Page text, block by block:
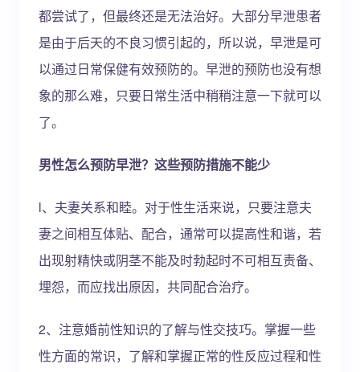
都尝试了，但最终还是无法治好。大部分早泄患者
是由于后天的不良习惯引起的，所以说，早泄是可
以通过日常保健有效预防的。早泄的预防也没有想
象的那么难，只要日常生活中稍稍注意一下就可以
了。
男性怎么预防早泄？这些预防措施不能少
l、夫妻关系和睦。对于性生活来说，只要注意夫
妻之间相互体贴、配合，通常可以提高性和谐，若
出现射精快或阴茎不能及时勃起时不可相互责备、
埋怨，而应找出原因，共同配合治疗。
2、注意婚前性知识的了解与性交技巧。掌握一些
性方面的常识，了解和掌握正常的性反应过程和性